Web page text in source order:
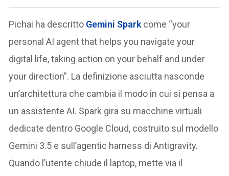
Pichai ha descritto Gemini Spark come “your
personal AI agent that helps you navigate your
digital life, taking action on your behalf and under
your direction”. La definizione asciutta nasconde
un’architettura che cambia il modo in cui si pensa a
un assistente AI. Spark gira su macchine virtuali
dedicate dentro Google Cloud, costruito sul modello
Gemini 3.5 e sull’agentic harness di Antigravity.
Quando l’utente chiude il laptop, mette via il